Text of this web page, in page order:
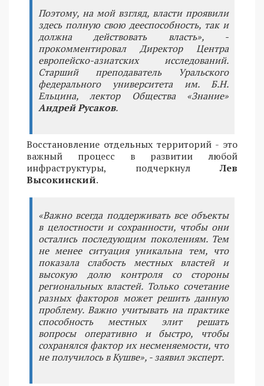
Поэтому, на мой взгляд, власти проявили
здесь полную свою дееспособность, так и
должна действовать власть», -
прокомментировал Директор Центра
европейско-азиатских исследований.
Старший преподаватель Уральского
федерального университета им. Б.Н.
Ельцина, лектор Общества «Знание»
Андрей Русаков.
Восстановление отдельных территорий - это
важный процесс в развитии любой
инфраструктуры, подчеркнулЛев
Высокинский.
«Важно всегда поддерживать все объекты
в целостности и сохранности, чтобы они
остались последующим поколениям. Тем
не менее ситуация уникальна тем, что
показала слабость местных властей и
высокую долю контроля со стороны
региональных властей. Только сочетание
разных факторов может решить данную
проблему. Важно учитывать на практике
способность местных элит решать
вопросы оперативно и быстро, чтобы
сохранялся фактор их несменяемости, что
не получилось в Кушве», - заявил эксперт.